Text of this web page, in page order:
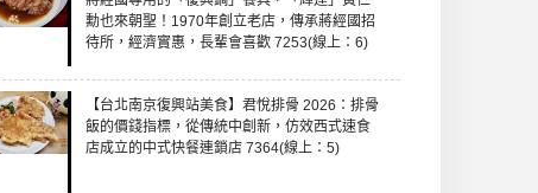
勳也來朝聖！1970年創立老店，傳承蔣經國招
待所，經濟實惠，長輩會喜歡 7253(線上：6)
【台北南京復興站美食】君悅排骨 2026：排骨
飯的價錢指標，從傳統中創新，仿效西式速食
店成立的中式快餐連鎖店 7364(線上：5)